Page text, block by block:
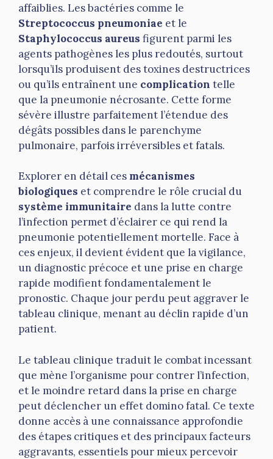
affaiblies. Les bactéries comme le
Streptococcus pneumoniae et le
Staphylococcus aureus figurent parmi les
agents pathogènes les plus redoutés, surtout
lorsqu’ils produisent des toxines destructrices
ou qu’ils entraînent une complication telle
que la pneumonie nécrosante. Cette forme
sévère illustre parfaitement l’étendue des
dégâts possibles dans le parenchyme
pulmonaire, parfois irréversibles et fatals.
Explorer en détail ces mécanismes
biologiques et comprendre le rôle crucial du
système immunitaire dans la lutte contre
l’infection permet d’éclairer ce qui rend la
pneumonie potentiellement mortelle. Face à
ces enjeux, il devient évident que la vigilance,
un diagnostic précoce et une prise en charge
rapide modifient fondamentalement le
pronostic. Chaque jour perdu peut aggraver le
tableau clinique, menant au déclin rapide d’un
patient.
Le tableau clinique traduit le combat incessant
que mène l’organisme pour contrer l’infection,
et le moindre retard dans la prise en charge
peut déclencher un effet domino fatal. Ce texte
donne accès à une connaissance approfondie
des étapes critiques et des principaux facteurs
aggravants, essentiels pour mieux percevoir